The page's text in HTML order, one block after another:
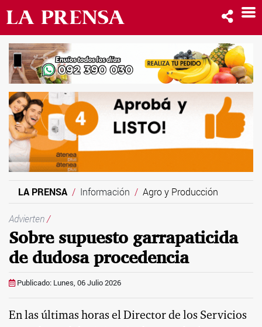
LA PRENSA Información Agro y Producción
Advierten/
Sobre supuesto garrapaticida
de dudosa procedencia
Publicado: Lunes, 06 Julio 2026
En las últimas horas el Director de los Servicios